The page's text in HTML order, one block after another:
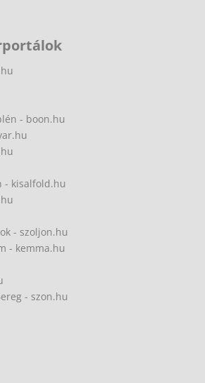
- boon.hu
- kisalfold.hu
- szoljon.hu
- kemma.hu
- szon.hu